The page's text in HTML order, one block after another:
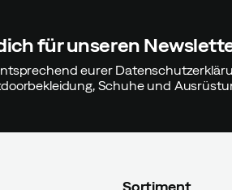
für unseren
eurer
Schuhe und
Sortiment